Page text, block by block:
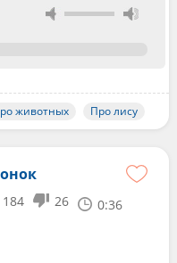
животных Про лису
184 26 0:36